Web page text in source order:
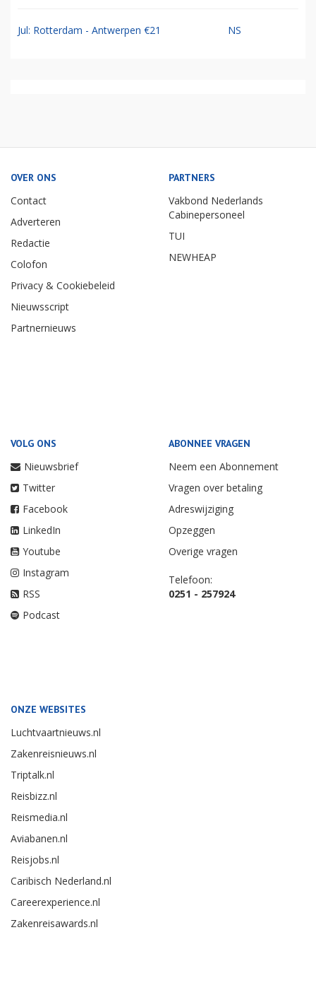
Jul: Rotterdam - Antwerpen €21 NS
OVER ONS
Contact
Adverteren
Redactie
Colofon
Privacy & Cookiebeleid
Nieuwsscript
Partnernieuws
PARTNERS
Vakbond Nederlands
Cabinepersoneel
TUI
NEWHEAP
VOLG ONS
Nieuwsbrief
Twitter
Facebook
LinkedIn
Youtube
Instagram
RSS
Podcast
ABONNEE VRAGEN
Neem een Abonnement
Vragen over betaling
Adreswijziging
Opzeggen
Overige vragen
Telefoon:
0251 - 257924
ONZE WEBSITES
Luchtvaartnieuws.nl
Zakenreisnieuws.nl
Triptalk.nl
Reisbizz.nl
Reismedia.nl
Aviabanen.nl
Reisjobs.nl
Caribisch Nederland.nl
Careerexperience.nl
Zakenreisawards.nl